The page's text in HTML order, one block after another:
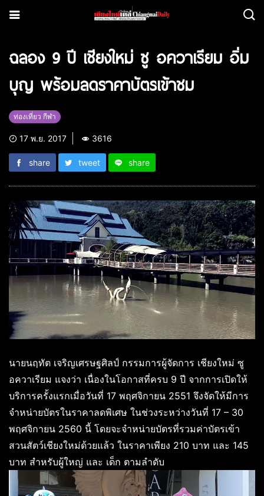
ฉลอง 9 ปี เชียงใหม่ ซู อควาเรียม อิ่ม
บุญ พร้อมลดราคาบัตรเข้าชม
ท่องเที่ยว กีฬา
17 พ.ย. 2017 3616
share tweet share
นายนฤทัต เจริญเศรษฐศิลป์ กรรมการผู้จัดการ เชียงใหม่ ซู
อควาเรียม แจงว่า เนื่องในโอกาสที่ครบ 9 ปี จากการเปิดให้
บริการครั้งแรกเมื่อวันที่ 17 พฤศจิกายน 2551 จึงจัดให้มีการ
จำหน่ายบัตรในราคาลดพิเศษ ในช่วงระหว่างวันที่ 17 – 30
พฤศจิกายน 2560 นี้ โดยจะจำหน่ายบัตรที่รวมค่าบัตรเข้า
สวนสัตว์เชียงใหม่ด้วยแล้ว ในราคาเพียง 210 บาท และ 145
บาท สำหรับผู้ใหญ่ และ เด็ก ตามลำดับ